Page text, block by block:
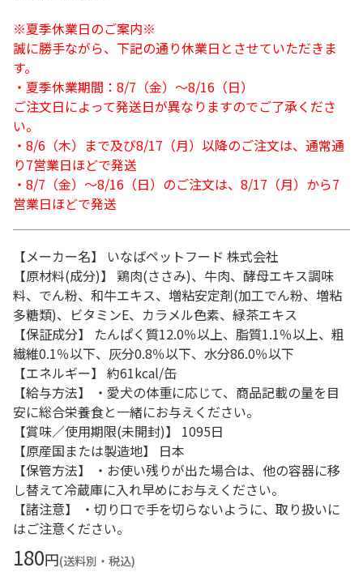
※夏季休業日のご案内※
誠に勝手ながら、下記の通り休業日とさせていただきま
す。
・夏季休業期間：8/7（金）～8/16（日）
ご注文日によって発送日が異なりますのでご了承くださ
い。
・8/6（木）まで及び8/17（月）以降のご注文は、通常通
り7営業日ほどで発送
・8/7（金）～8/16（日）のご注文は、8/17（月）から7
営業日ほどで発送
【メーカー名】 いなばペットフード 株式会社
【原材料(成分)】 鶏肉(ささみ)、牛肉、酵母エキス調味
料、でん粉、和牛エキス、増粘安定剤(加工でん粉、増粘
多糖類)、ビタミンE、カラメル色素、緑茶エキス
【保証成分】 たんぱく質12.0％以上、脂質1.1％以上、粗
繊維0.1％以下、灰分0.8％以下、水分86.0％以下
【エネルギー】 約61kcal/缶
【給与方法】 ・愛犬の体重に応じて、商品記載の量を目
安に総合栄養食と一緒にお与えください。
【賞味／使用期限(未開封)】 1095日
【原産国または製造地】 日本
【保管方法】 ・お使い残りが出た場合は、他の容器に移
し替えて冷蔵庫に入れ早めにお与えください。
【諸注意】 ・切り口で手を切らないように、取り扱いに
はご注意ください。
180円(送料別・税込)